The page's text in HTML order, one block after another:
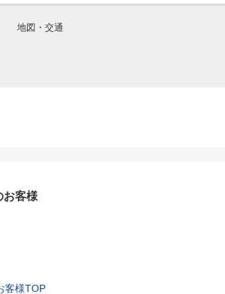
地図・交通
お客様
客様TOP